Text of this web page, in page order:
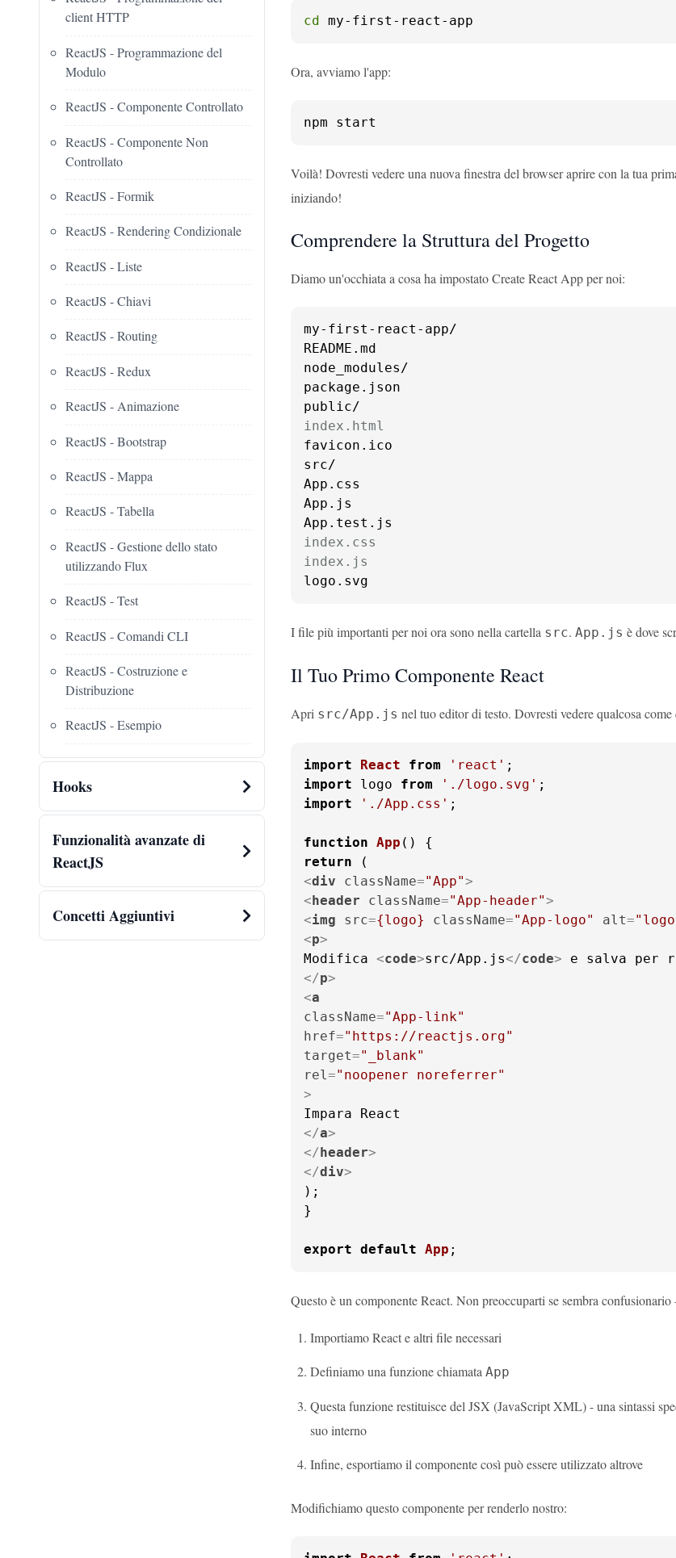
client HTTP
ReactJS - Programmazione del
Modulo
ReactJS - Componente Controllato
ReactJS - Componente Non
Controllato
ReactJS - Formik
ReactJS - Rendering Condizionale
ReactJS - Liste
ReactJS - Chiavi
ReactJS - Routing
ReactJS - Redux
ReactJS - Animazione
ReactJS - Bootstrap
ReactJS - Mappa
ReactJS - Tabella
ReactJS - Gestione dello stato
utilizzando Flux
ReactJS - Test
ReactJS - Comandi CLI
ReactJS - Costruzione e
Distribuzione
ReactJS - Esempio
Hooks
Funzionalità avanzate di
ReactJS
Concetti Aggiuntivi
cd my-first-react-app
Ora, avviamo l'app:
npm start
Voilà! Dovresti vedere una nuova finestra del browser aprire con la tua
iniziando!
Comprendere la Struttura del Progetto
Diamo un'occhiata a cosa ha impostato Create React App per noi:
my-first-react-app/
README.md
node_modules/
package.json
index.html
favicon.ico
src/
App.css
App.js
index.css
index.js
logo.svg
I file più importanti per noi ora sono nella cartella src. App.js è dove
Il Tuo Primo Componente React
Apri src/App.js nel tuo editor di testo. Dovresti vedere qualcosa come
import React from 'react'
import logo from './logo.svg'
import
'./App.css' ;
function App (
return
<div className="App">
<header className="App-header">
<img src={logo} className="App-logo" alt=
<p>
Modifica <code>src/App.js</code>
</p>
<a
className="App-link"
href="https://reactjs.org"
target="_blank"
rel="noopener noreferrer"
>
</a>
</header>
</div>
);
}
export default App ;
Questo è un componente React. Non preoccuparti se sembra
Importiamo React e altri file necessari
Definiamo una funzione chiamata App
Questa funzione restituisce del JSX (JavaScript XML) - una sintassi
suo interno
Infine, esportiamo il componente così può essere utilizzato altrove
Modifichiamo questo componente per renderlo nostro: